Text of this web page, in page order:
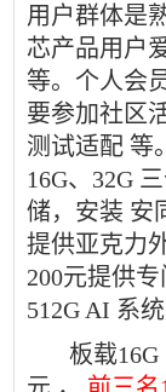
用户群体是
芯产品用户
等。个人会
要参加社区
测试适配 等
16G、32G
储，安装 安
提供亚克力
200元提供专
512G AI 系
板载16G
元 ， 前三名